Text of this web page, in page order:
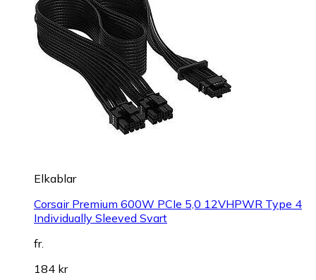
Elkablar
Corsair Premium 600W PCIe 5,0 12VHPWR Type 4
Individually Sleeved Svart
fr.
184 kr